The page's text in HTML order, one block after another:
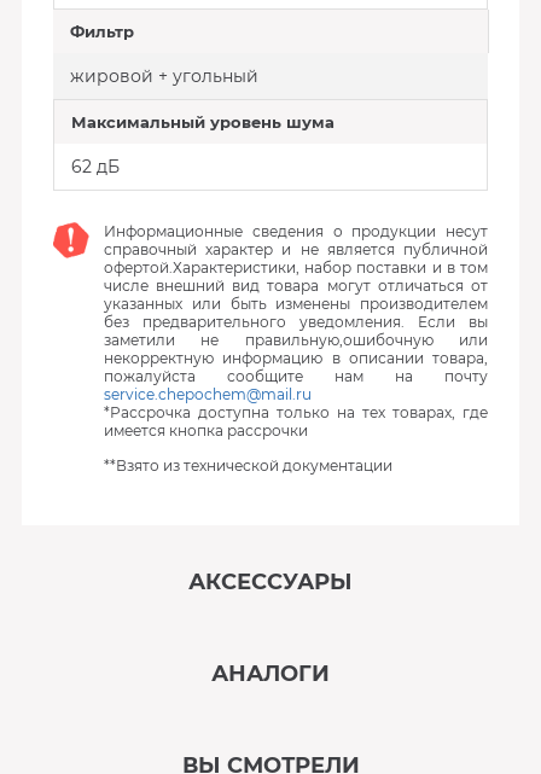
Фильтр
жировой + угольный
Максимальный уровень шума
62 дБ
Информационные сведения о продукции несут
справочный характер и не является публичной
офертой.Характеристики, набор поставки и в том
числе внешний вид товара могут отличаться от
указанных или быть изменены производителем
без предварительного уведомления. Если вы
заметили не правильную,ошибочную или
некорректную информацию в описании товара,
пожалуйста сообщите нам на почту
service.chepochem@mail.ru
*Рассрочка доступна только на тех товарах, где
имеется кнопка рассрочки
**Взято из технической документации
АКСЕССУАРЫ
АНАЛОГИ
ВЫ СМОТРЕЛИ